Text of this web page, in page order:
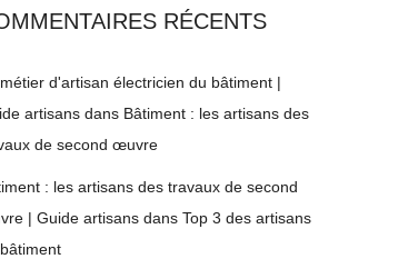
RÉCENTS
d'artisan électricien du bâtiment |
artisans dans Bâtiment : les artisans des
de second œuvre
: les artisans des travaux de second
| Guide artisans dans Top 3 des artisans